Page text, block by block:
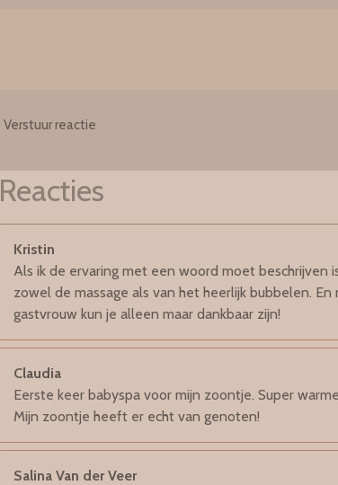
Verstuur reactie
Reacties
Kristin
Als ik de ervaring met een woord moet
zowel de massage als van het heerlijk bubbelen.
gastvrouw kun je alleen maar dankbaar zijn!
Claudia
Eerste keer babyspa voor mijn zoontje. Super
Mijn zoontje heeft er echt van genoten!
Salina Van der Veer